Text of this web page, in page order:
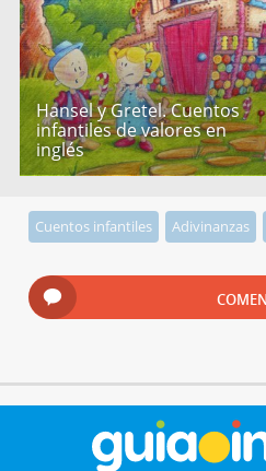
Hansel y Gretel. Cuentos
infantiles de valores en
inglés
Cuentos infantiles Adivinanzas